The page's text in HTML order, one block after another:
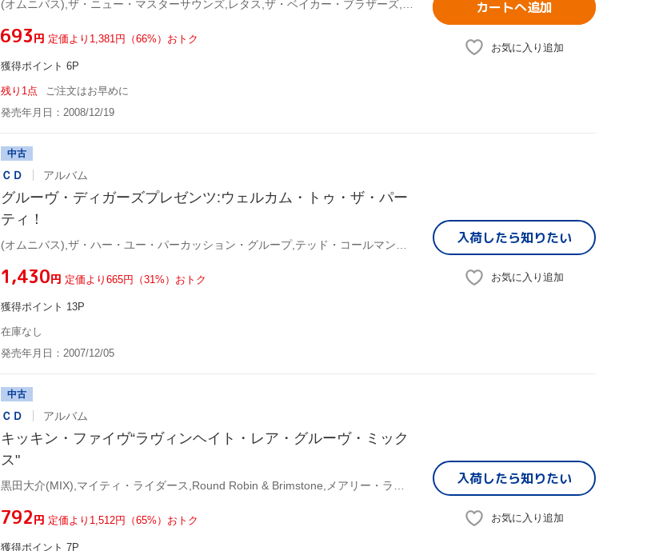
¥693円 定価より1,381円（66%）おトク
獲得ポイント 6P
残り1点
ご注文はお早めに
発売年月日：2008/12/19
カートへ追加
お気に入り追加
中古
ＣＤ アルバム
グルーヴ・ディガーズプレゼンツ:ウェルカム・トゥ・ザ・パー
ティ！
¥1,430円 定価より665円（31%）おトク
獲得ポイント 13P
在庫なし
発売年月日：2007/12/05
入荷したら知りたい
お気に入り追加
中古
ＣＤ アルバム
キッキン・ファイヴ“ラヴィンヘイト・レア・グルーヴ・ミック
ス"
¥792円 定価より1,512円（65%）おトク
獲得ポイント 7P
入荷したら知りたい
お気に入り追加